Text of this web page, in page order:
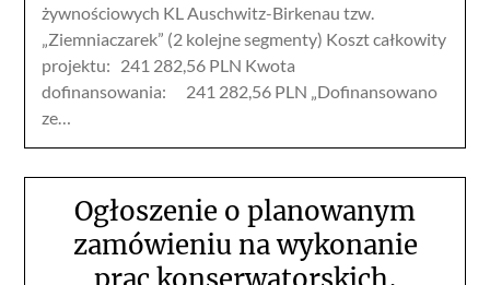
żywnościowych KL Auschwitz-Birkenau tzw.
„Ziemniaczarek” (2 kolejne segmenty) Koszt całkowity
projektu: 241 282,56 PLN Kwota
dofinansowania: 241 282,56 PLN „Dofinansowano
ze…
Ogłoszenie o planowanym
zamówieniu na wykonanie